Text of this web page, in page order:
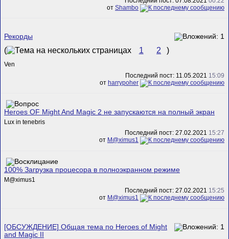
от Shambo
Рекорды
( 1 2 )
Ven
Последний пост: 11.05.2021 15:09
от harrypoher
Heroes OF Might And Magic 2 не запускаются на полный экран
Lux in tenebris
Последний пост: 27.02.2021 15:27
от M@ximus1
100% Загрузка процесора в полноэкранном режиме
M@ximus1
Последний пост: 27.02.2021 15:25
от M@ximus1
[ОБСУЖДЕНИЕ] Общая тема по Heroes of Might
and Magic II